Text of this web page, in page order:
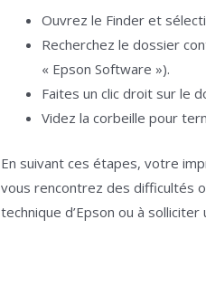
Ouvrez le Finder et
Recherchez le dossier
« Epson Software »).
Faites un clic droit sur le
Videz la corbeille pour
En suivant ces étapes, votre
vous rencontrez des difficultés
technique d’Epson ou à